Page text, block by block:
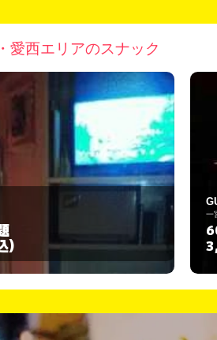
愛西エリアのスナック
4-4-14
み放題
(税込)